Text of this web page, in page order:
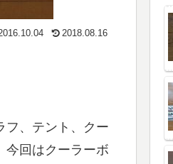
2018.08.16
フ、テント、クー
今回はクーラーボ